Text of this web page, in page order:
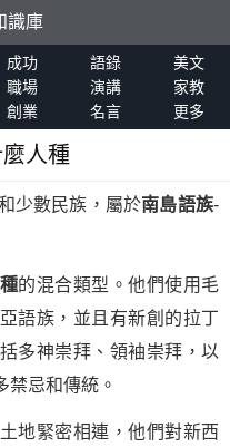
識庫
成功 語錄
美文
職場 演講
家教
創業 名言 更多
人種
少數民族，屬於南島語族-
的混合類型。他們使用毛
語族，並且有新創的拉丁
多神崇拜、領袖崇拜，以
禁忌和傳統。
地緊密相連，他們對新西